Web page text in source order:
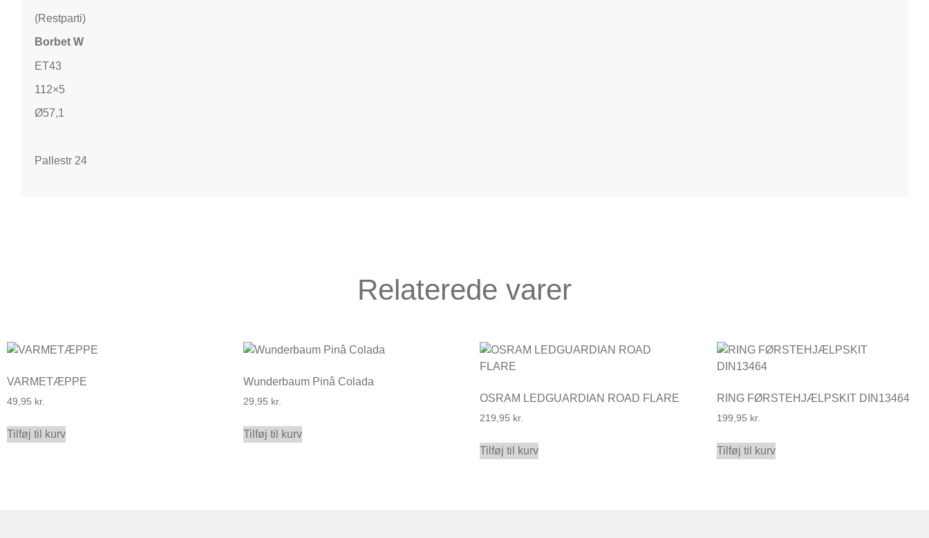
(Restparti)
Borbet W
ET43
112×5
Ø57,1
Pallestr 24
Relaterede varer
VARMETÆPPE
49,95 kr.
Tilføj til kurv
Wunderbaum Pinâ Colada
29,95 kr.
Tilføj til kurv
OSRAM LEDGUARDIAN ROAD FLARE
219,95 kr.
Tilføj til kurv
RING FØRSTEHJÆLPSKIT DIN13464
199,95 kr.
Tilføj til kurv